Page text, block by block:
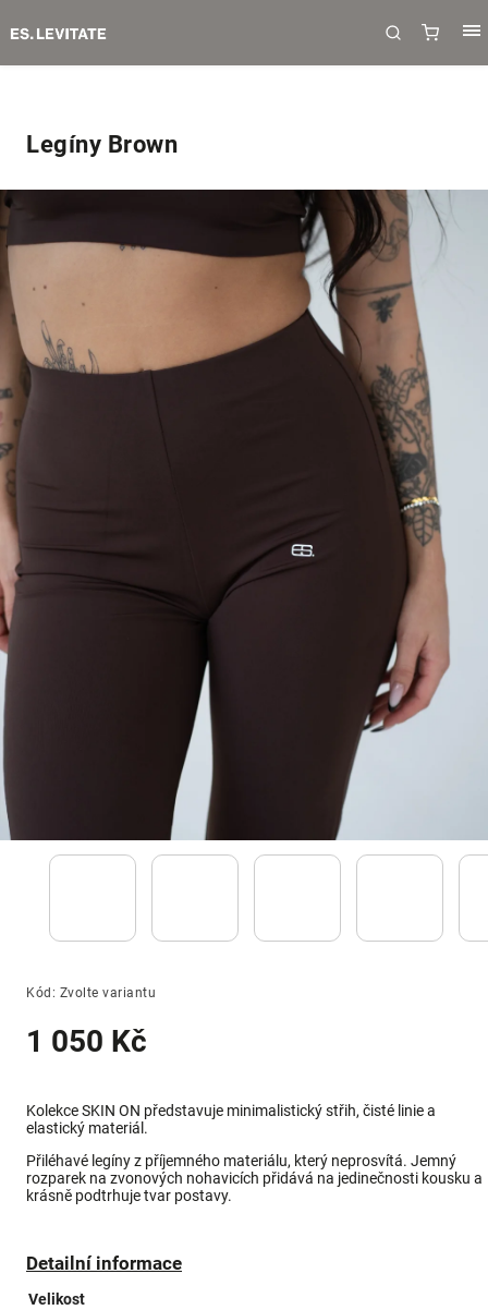
Legíny Brown
Kód: Zvolte variantu
1 050 Kč
Kolekce SKIN ON představuje minimalistický střih, čisté linie a
elastický materiál.
Přiléhavé legíny z příjemného materiálu, který neprosvítá. Jemný
rozparek na zvonových nohavicích přidává na jedinečnosti kousku a
krásně podtrhuje tvar postavy.
Detailní informace
Velikost